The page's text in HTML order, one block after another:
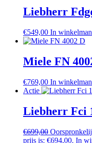
Liebherr
€549,00 In
Miele FN
€769,00 In
Actie
Liebherr Fci
€699,00
prijs is: €694,00. In